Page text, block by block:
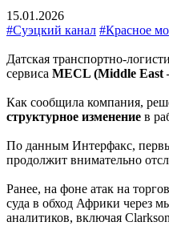
15.01.2026
#Суэцкий канал #Красное
Датская транспортно-
сервиса MECL (Middle East
Как сообщила компания,
структурное изменение в
По данным Интерфакс,
продолжит внимательно
Ранее, на фоне атак на
суда в обход Африки через
аналитиков, включая